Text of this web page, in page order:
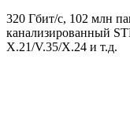
320 Гбит/с, 102 млн
канализированный
X.21/V.35/X.24 и т.д.